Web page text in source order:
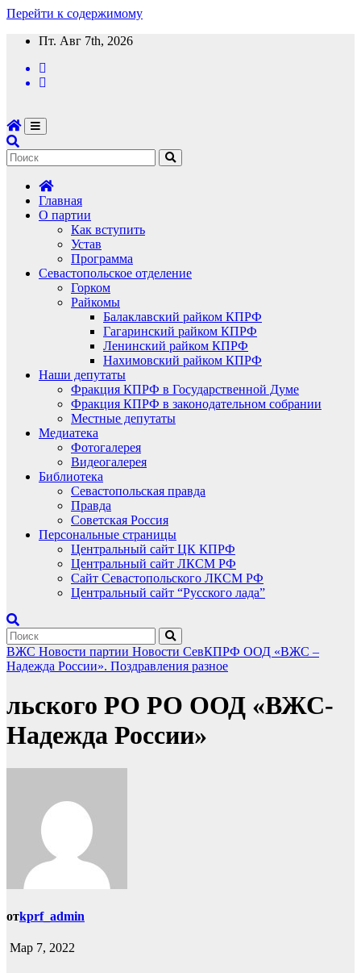
Перейти к содержимому
Пт. Авг 7th, 2026
Главная
О партии
Как вступить
Устав
Программа
Севастопольское отделение
Горком
Райкомы
Балаклавский райком КПРФ
Гагаринский райком КПРФ
Ленинский райком КПРФ
Нахимовский райком КПРФ
Наши депутаты
Фракция КПРФ в Государственной Думе
Фракция КПРФ в законодательном собрании
Местные депутаты
Медиатека
Фотогалерея
Видеогалерея
Библиотека
Севастопольская правда
Правда
Советская Россия
Персональные страницы
Центральный сайт ЦК КПРФ
Центральный сайт ЛКСМ РФ
Сайт Севастопольского ЛКСМ РФ
Центральный сайт “Русского лада”
ВЖС Новости партии Новости СевКПРФ ООД «ВЖС –
Надежда России». Поздравления разное
льского PO РО ООД «ВЖС-
Надежда России»
отkprf_admin
Мар 7, 2022